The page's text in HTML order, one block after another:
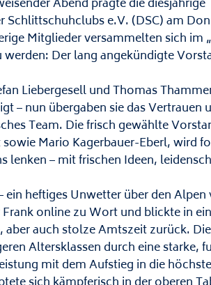
Abend prägte die diesjährige
e.V. (DSC) am
Mitglieder versammelten sich im
Der lang angekündigte
Liebergesell und Thomas
– nun übergaben sie das Vertrauen
Team. Die frisch gewählte
Mario Kagerbauer-Eberl, wird
lenken – mit frischen Ideen,
heftiges Unwetter über den Alpen
online zu Wort und blickte in
auch stolze Amtszeit zurück.
Altersklassen durch eine starke,
mit dem Aufstieg in die